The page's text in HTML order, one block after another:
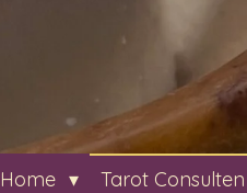
Home Tarot Consulten